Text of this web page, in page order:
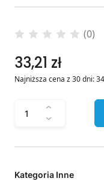
(0)
33,21 zł
Najniższa cena z 30 dni:
Kategoria Inne